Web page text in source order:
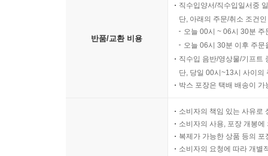
반품/교환 비용
직수입양서/직수입일서중
단, 아래의 주문/취소 조건
오늘 00시 ~ 06시 30분
오늘 06시 30분 이후 주
직수입 음반/영상물/기프트
단, 당일 00시~13시 사이의
박스 포장은 택배 배송이
소비자의 책임 있는 사유로
소비자의 사용, 포장 개봉
복제가 가능한 상품 등의
소비자의 요청에 따라 개별